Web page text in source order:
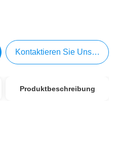
Kontaktieren Sie Uns Jetzt
Produktbeschreibung